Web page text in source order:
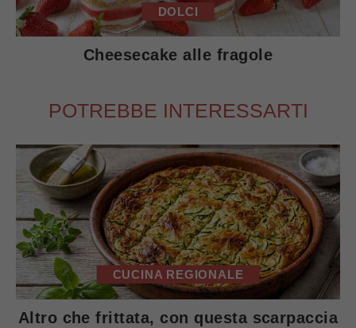
DOLCI
Cheesecake alle fragole
POTREBBE INTERESSARTI
CUCINA REGIONALE
Altro che frittata, con questa scarpaccia